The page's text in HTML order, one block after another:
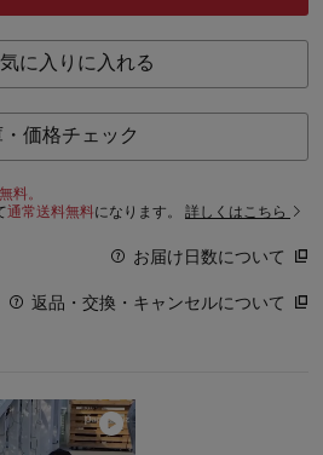
に入りに入れる
価格チェック
料。
通常送料無料になります。 詳しくはこちら
お届け日数について
返品・交換・キャンセルについて